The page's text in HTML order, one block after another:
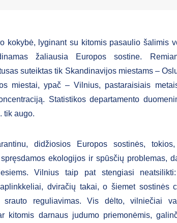
kokybė, lyginant su kitomis pasaulio šalimis
žaliausia Europos sostine.
suteiktas tik Skandinavijos miestams –
miestai, ypač – Vilnius, pastaraisiais
Statistikos departamento
tik augo.
didžiosios Europos sostinės,
ekologijos ir spūsčių problemas,
Vilnius taip pat stengiasi
dviračių takai, o šiemet sostinės
srauto reguliavimas. Vis dėlto, vilniečiai
kitomis darnaus judumo priemonėmis,